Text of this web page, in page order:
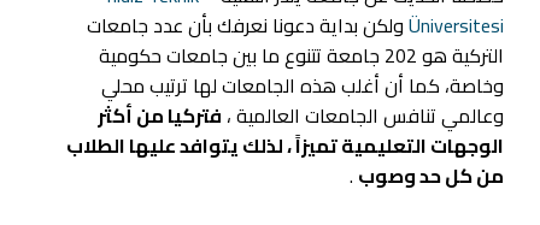
Üniversitesiولكن بداية دعونا نعرفك بأن عدد جامعات
التركية هو 202 جامعة تتنوع ما بين جامعات حكومية
وخاصة، كما أن أغلب هذه الجامعات لها ترتيب محلي
وعالمي تنافس الجامعات العالمية ، فتركيا من أكثر
الوجهات التعليمية تميزاً ، لذلك يتوافد عليها الطلاب
من كل حد وصوب .